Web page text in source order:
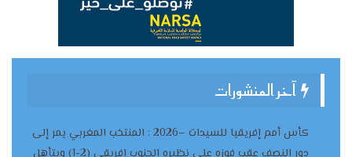
آخر المنشورات
كأس أمم إفريقيا للسيدات –2026 : المنتخب المغربي يمر إلى